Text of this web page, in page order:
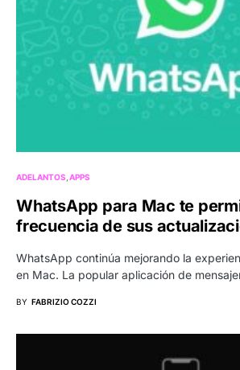
ADELANTOS APPS
WhatsApp para Mac te
frecuencia de sus
WhatsApp continúa mejorando la
en Mac. La popular aplicación de
BY FABRIZIO COZZI